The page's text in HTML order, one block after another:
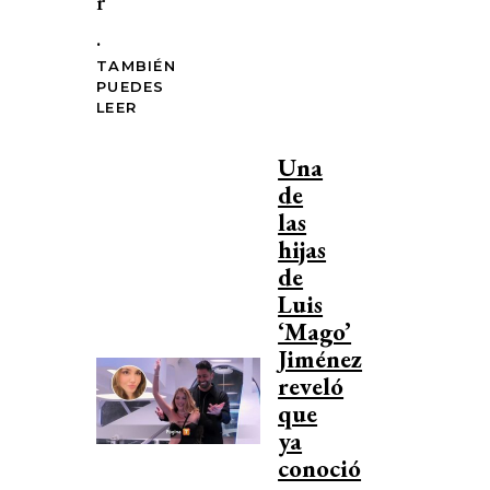
.
TAMBIÉN
PUEDES
LEER
Una
de
las
hijas
de
Luis
‘Mago’
Jiménez
reveló
que
ya
conoció